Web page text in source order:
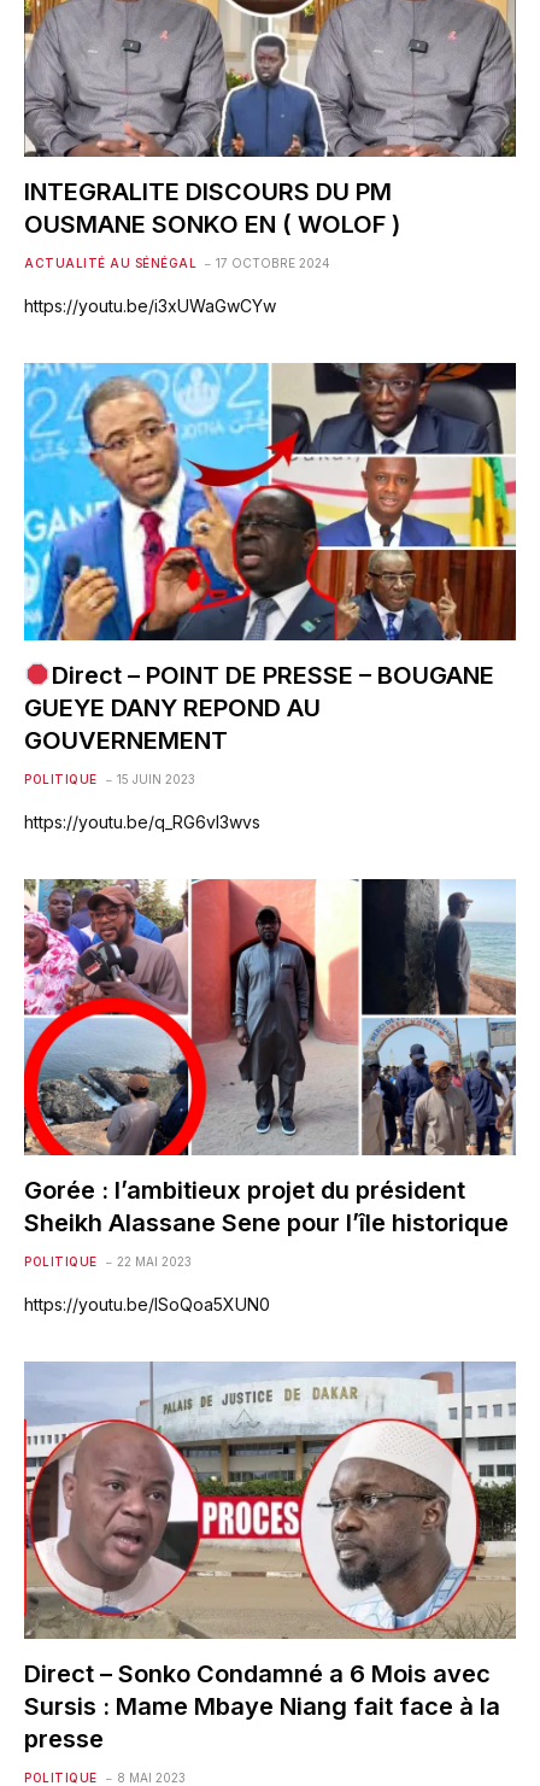
INTEGRALITE DISCOURS DU PM
OUSMANE SONKO EN ( WOLOF )
ACTUALITÉ AU SÉNÉGAL 17 OCTOBRE 2024
https://youtu.be/i3xUWaGwCYw
Direct – POINT DE PRESSE – BOUGANE
GUEYE DANY REPOND AU
GOUVERNEMENT
POLITIQUE 15 JUIN 2023
https://youtu.be/q_RG6vI3wvs
Gorée : l’ambitieux projet du président
Sheikh Alassane Sene pour l’île historique
POLITIQUE 22 MAI 2023
https://youtu.be/lSoQoa5XUN0
Direct – Sonko Condamné a 6 Mois avec
Sursis : Mame Mbaye Niang fait face à la
presse
POLITIQUE 8 MAI 2023